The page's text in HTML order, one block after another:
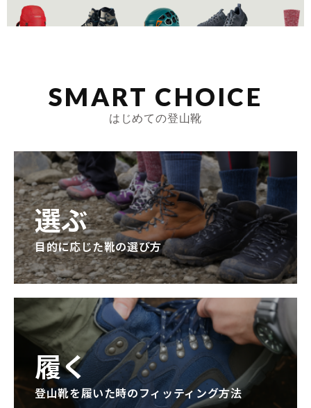
SMART CHOICE
はじめての登山靴
選ぶ
目的に応じた靴の選び方
履く
登山靴を履いた時のフィッティング方法